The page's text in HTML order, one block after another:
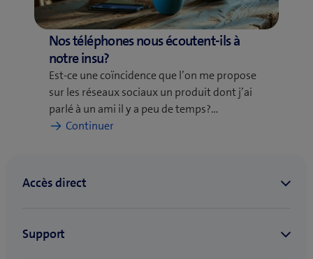
votre
quotidien
Nos téléphones nous écoutent-ils à
notre insu?
Est-ce une coïncidence que l’on me propose
sur les réseaux sociaux un produit dont j’ai
parlé à un ami il y a peu de temps?…
Continuer: